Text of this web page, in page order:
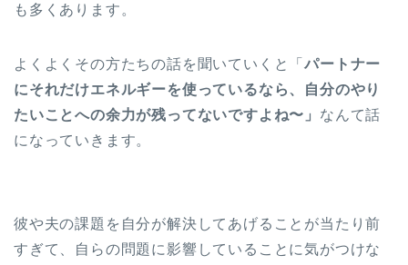
も多くあります。
よくよくその方たちの話を聞いていくと「パートナー
にそれだけエネルギーを使っているなら、自分のやり
たいことへの余力が残ってないですよね〜」 なんて話
になっていきます。
彼や夫の課題を自分が解決してあげることが当たり前
すぎて、自らの問題に影響していることに気がつけな